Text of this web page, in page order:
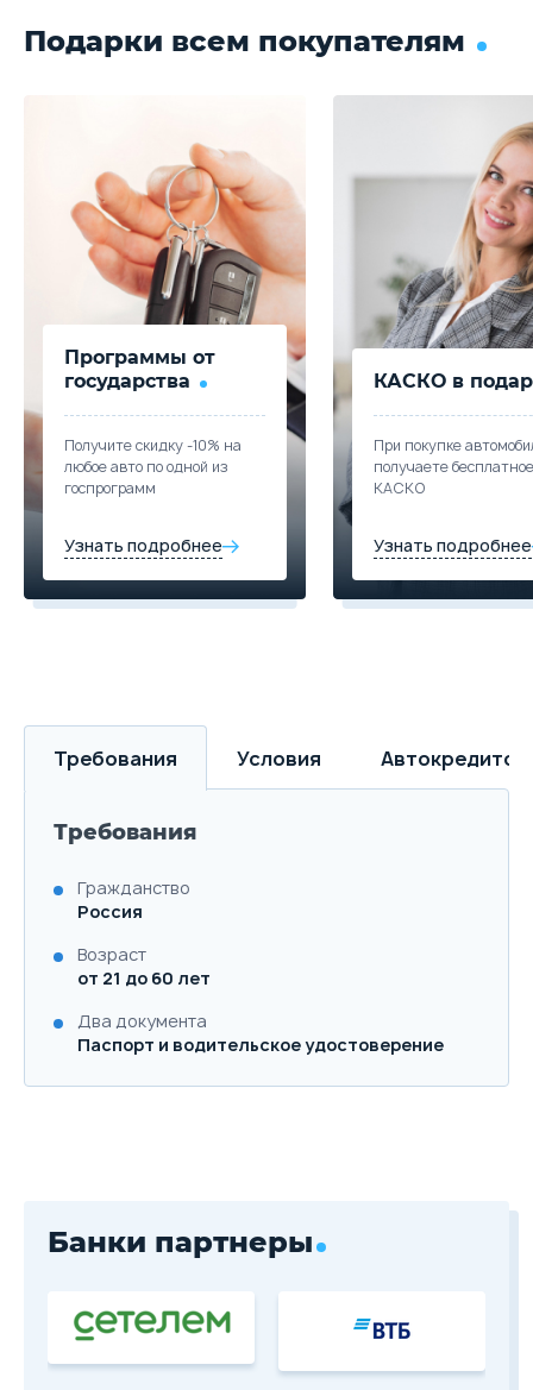
Подарки всем покупателям
Программы от
государства
Получите скидку -10% на
любое авто по одной из
госпрограмм
Узнать подробнее
КАСКО в
При покупке
получаете бесплатное
КАСКО
Узнать подробнее
Требования Условия
Требования
Гражданство
Россия
Возраст
от 21 до 60 лет
Два документа
Паспорт и водительское удостоверение
Банки партнеры